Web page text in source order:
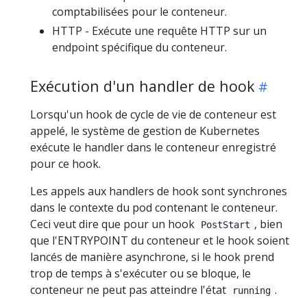
comptabilisées pour le conteneur.
HTTP - Exécute une requête HTTP sur un
endpoint spécifique du conteneur.
Exécution d'un handler de hook
Lorsqu'un hook de cycle de vie de conteneur est
appelé, le système de gestion de Kubernetes
exécute le handler dans le conteneur enregistré
pour ce hook.
Les appels aux handlers de hook sont synchrones
dans le contexte du pod contenant le conteneur.
Ceci veut dire que pour un hook
PostStart , bien
que l'ENTRYPOINT du conteneur et le hook soient
lancés de manière asynchrone, si le hook prend
trop de temps à s'exécuter ou se bloque, le
conteneur ne peut pas atteindre l'état
running .